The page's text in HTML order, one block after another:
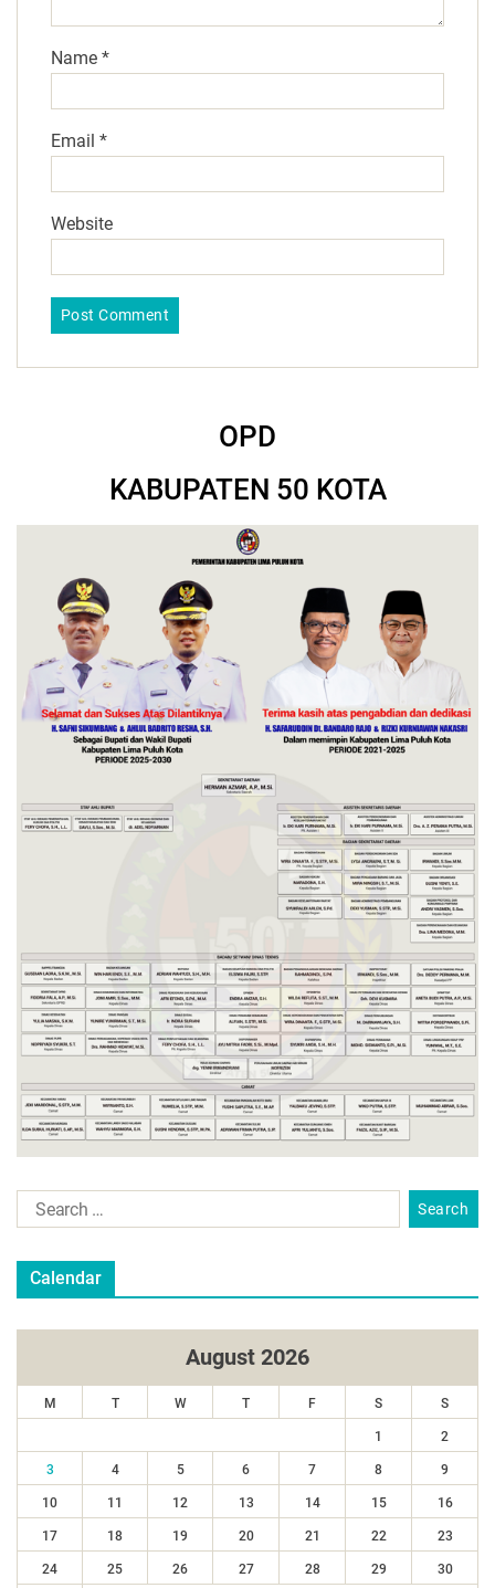
Name *
Email *
Website
OPD
KABUPATEN 50 KOTA
Calendar
August 2026
M T W T F S S
1 2
3 4 5 6 7 8 9
10 11 12 13 14 15 16
17 18 19 20 21 22 23
24 25 26 27 28 29 30